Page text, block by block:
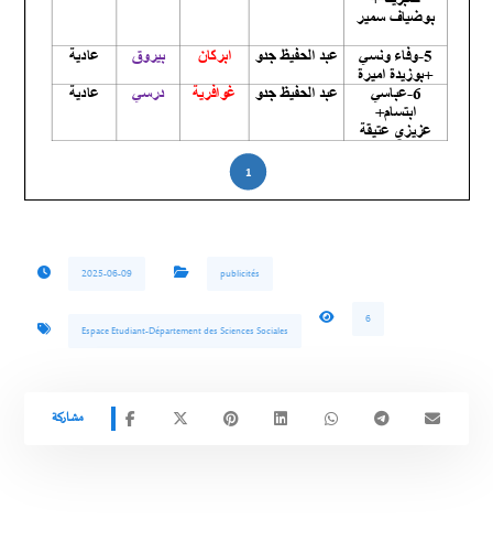
2025-06-09 publicités
Espace Etudiant-Département des Sciences Sociales
6